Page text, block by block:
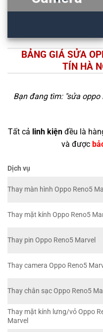
BẢNG GIÁ SỬA
TÍN HÀ
Bạn đang tìm: "sửa oppo
Tất cả linh kiện đều là
và được
Dịch vụ
Thay màn hình Oppo Reno5
Thay mặt kính Oppo Reno5
Thay pin Oppo Reno5 Marvel
Thay camera Oppo Reno5
Thay chân sạc Oppo Reno5
Thay mặt kính lưng/vỏ Oppo
Marvel